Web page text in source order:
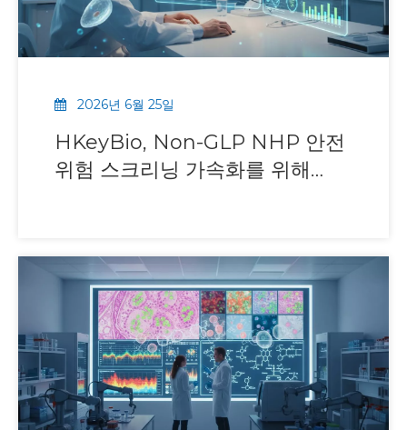
2026년 6월 25일
HKeyBio, Non-GLP NHP 안전
위험 스크리닝 가속화를 위해